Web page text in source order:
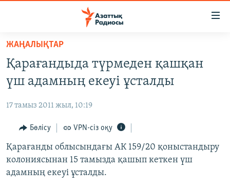
Skip
main
content
Skip
to
Navigation
Skip
to
Search
САЯСАТ
AZATTYQTV
ҚАҢТАР ОҚИҒАСЫ
АДАМ ҚҰҚЫҚТАРЫ
ӘЛЕУМЕТ
ӘЛЕМ
ЖАҢАЛЫҚТАР
Қарағандыда түрмеден қашқан
үш адамның екеуі ұсталды
17 тамыз 2011 жыл, 10:19
Бөлісу VPN-сіз оқу
Қарағанды облысындағы АК 159/20 қоныстандыру
колониясынан 15 тамызда қашып кеткен үш
адамның екеуі ұсталды.